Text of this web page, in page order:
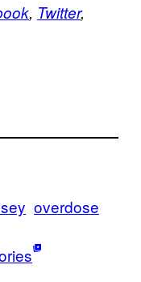
, Twitter,
overdose